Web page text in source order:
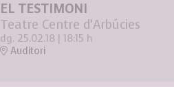
EL TESTIMONI
Teatre Centre d’Arbúcies
dg. 25.02.18
18:15 h
Auditori